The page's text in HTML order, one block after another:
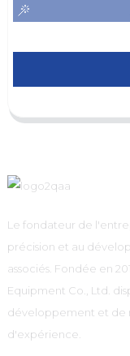
Le fondateur de
précision et au
associés. Fondée en
Equipment Co., Ltd.
développement et de
d'expérience.